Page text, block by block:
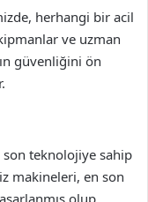
herhangi bir acil
ve uzman
güvenliğini ön
son teknolojiye sahip
makineleri, en son
olup,